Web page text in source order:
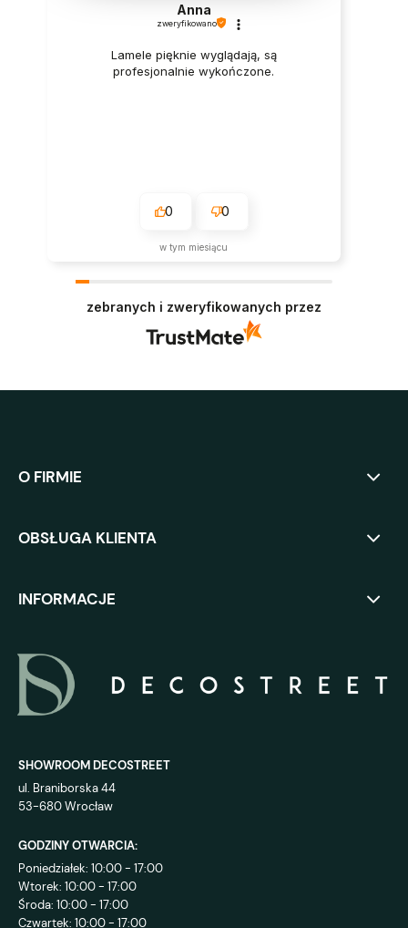
Anna
zweryfikowano
Lamele pięknie wyglądają, są
profesjonalnie wykończone.
0 0
w tym miesiącu
zebranych i zweryfikowanych przez
O FIRMIE
OBSŁUGA KLIENTA
INFORMACJE
SHOWROOM DECOSTREET
ul. Braniborska 44
53-680 Wrocław
GODZINY OTWARCIA:
Poniedziałek: 10:00 - 17:00
Wtorek: 10:00 - 17:00
Środa: 10:00 - 17:00
Czwartek: 10:00 - 17:00